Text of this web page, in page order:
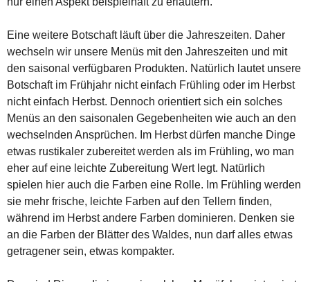
Eine weitere Botschaft läuft über die Jahreszeiten. Daher
wechseln wir unsere Menüs mit den Jahreszeiten und mit
den saisonal verfügbaren Produkten. Natürlich lautet unsere
Botschaft im Frühjahr nicht einfach Frühling oder im Herbst
nicht einfach Herbst. Dennoch orientiert sich ein solches
Menüs an den saisonalen Gegebenheiten wie auch an den
wechselnden Ansprüchen. Im Herbst dürfen manche Dinge
etwas rustikaler zubereitet werden als im Frühling, wo man
eher auf eine leichte Zubereitung Wert legt. Natürlich
spielen hier auch die Farben eine Rolle. Im Frühling werden
sie mehr frische, leichte Farben auf den Tellern finden,
während im Herbst andere Farben dominieren. Denken sie
an die Farben der Blätter des Waldes, nun darf alles etwas
getragener sein, etwas kompakter.